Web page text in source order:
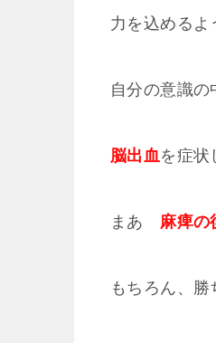
力を込めるよ
自分の意識
脳出血 を症状
まあ 麻痺の
もちろん、